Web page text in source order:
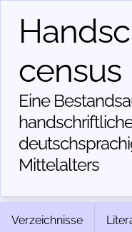
census
Eine
Mittelalters
Verzeichnisse